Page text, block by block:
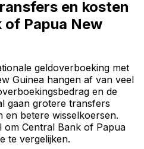
en kosten
Papua New
geldoverboeking met
Guinea hangen af van veel
en de
gaan grotere transfers
en betere wisselkoersen.
om Central Bank of Papua
te vergelijken.